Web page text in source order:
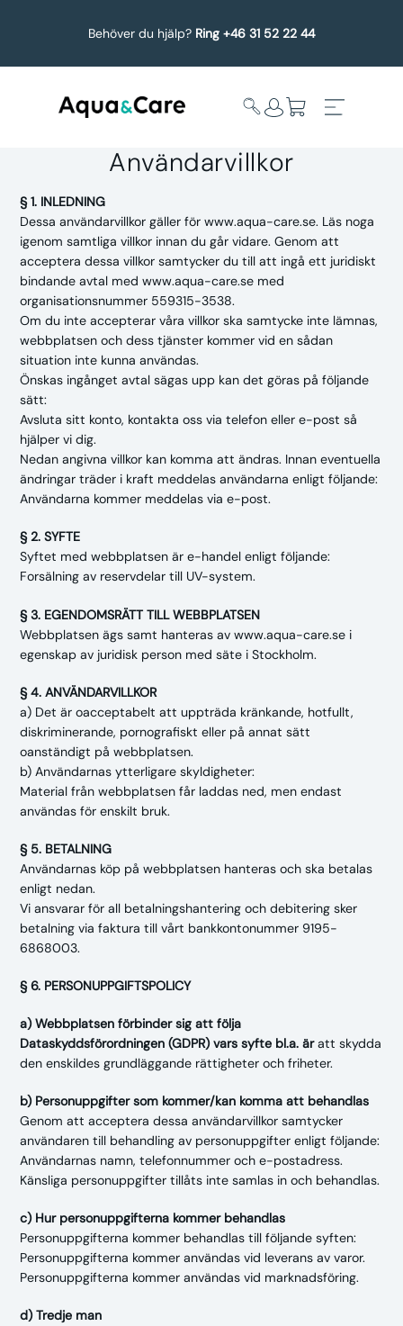
Behöver du hjälp? Ring +46 31 52 22 44
Affärsområden Expandera
undermeny
Köp reservdelar
Service
Nyheter
Underhållstips
Kontakt
Användarvillkor
§ 1. INLEDNING
Dessa användarvillkor gäller för www.aqua-care.se. Läs noga
igenom samtliga villkor innan du går vidare. Genom att
acceptera dessa villkor samtycker du till att ingå ett juridiskt
bindande avtal med www.aqua-care.se med
organisationsnummer 559315-3538.
Om du inte accepterar våra villkor ska samtycke inte lämnas,
webbplatsen och dess tjänster kommer vid en sådan
situation inte kunna användas.
Önskas ingånget avtal sägas upp kan det göras på följande
sätt:
Avsluta sitt konto, kontakta oss via telefon eller e-post så
hjälper vi dig.
Nedan angivna villkor kan komma att ändras. Innan eventuella
ändringar träder i kraft meddelas användarna enligt följande:
Användarna kommer meddelas via e-post.
§ 2. SYFTE
Syftet med webbplatsen är e-handel enligt följande:
Forsälning av reservdelar till UV-system.
§ 3. EGENDOMSRÄTT TILL WEBBPLATSEN
Webbplatsen ägs samt hanteras av www.aqua-care.se i
egenskap av juridisk person med säte i Stockholm.
§ 4. ANVÄNDARVILLKOR
a) Det är oacceptabelt att uppträda kränkande, hotfullt,
diskriminerande, pornografiskt eller på annat sätt
oanständigt på webbplatsen.
b) Användarnas ytterligare skyldigheter:
Material från webbplatsen får laddas ned, men endast
användas för enskilt bruk.
§ 5. BETALNING
Användarnas köp på webbplatsen hanteras och ska betalas
enligt nedan.
Vi ansvarar för all betalningshantering och debitering sker
betalning via faktura till vårt bankkontonummer 9195-
6868003.
§ 6. PERSONUPPGIFTSPOLICY
a) Webbplatsen förbinder sig att följa
Dataskyddsförordningen (GDPR) vars syfte bl.a. äratt skydda
den enskildes grundläggande rättigheter och friheter.
b) Personuppgifter som kommer/kan komma att behandlas
Genom att acceptera dessa användarvillkor samtycker
användaren till behandling av personuppgifter enligt följande:
Användarnas namn, telefonnummer och e-postadress.
Känsliga personuppgifter tillåts inte samlas in och behandlas.
c) Hur personuppgifterna kommer behandlas
Personuppgifterna kommer behandlas till följande syften:
Personuppgifterna kommer användas vid leverans av varor.
Personuppgifterna kommer användas vid marknadsföring.
d) Tredje man